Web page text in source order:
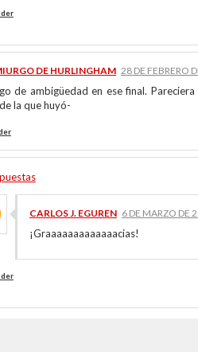
DE HURLINGHAM 28 DE FEBRERO
de ambigüedad en ese final.
la que huyó-
CARLOS J. EGUREN 6 DE MARZO DE
¡Graaaaaaaaaaaaacias!